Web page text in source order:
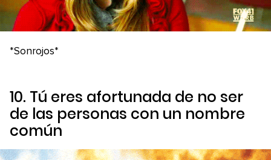
*Sonrojos*
10. Tú eres afortunada de no ser
de las personas con un nombre
común